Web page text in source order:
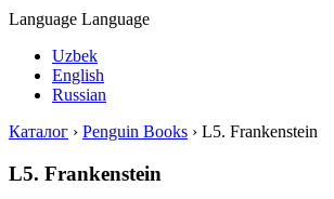
Language Language
Uzbek
English
Russian
Каталог › Penguin Books › L5. Frankenstein
L5. Frankenstein